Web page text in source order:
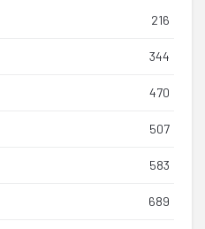
216
344
470
507
583
689